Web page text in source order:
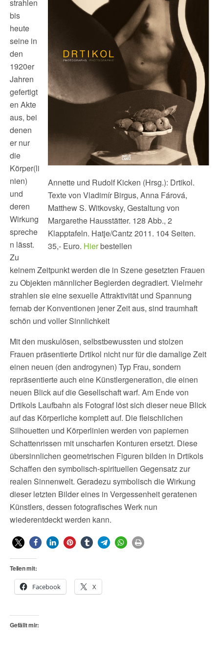
Annette und Rudolf Kicken (Hrsg.): Drtikol.
Texte von Vladimír Birgus, Anna Fárová,
Matthew S. Witkovsky, Gestaltung von
Margarethe Hausstätter. 128 Abb., 2
Klapptafeln. Hatje/Cantz 2011. 104 Seiten.
35,- Euro. Hierbestellen
strahlen
bis
heute
seine in
den
1920er
Jahren
gefertigt
en Akte
aus, bei
denen
er nur
die
Körper(li
nien)
und
deren
Wirkung
spreche
n lässt.
Zu
keinem Zeitpunkt werden die in Szene gesetzten Frauen
zu Objekten männlicher Begierden degradiert. Vielmehr
strahlen sie eine sexuelle Attraktivität und Spannung
fernab der Konventionen jener Zeit aus, sind traumhaft
schön und voller Sinnlichkeit
Mit den muskulösen, selbstbewussten und stolzen
Frauen präsentierte Drtikol nicht nur für die damalige Zeit
einen neuen (den androgynen) Typ Frau, sondern
repräsentierte auch eine Künstlergeneration, die einen
neuen Blick auf die Gesellschaft warf. Am Ende von
Drtikols Laufbahn als Fotograf löst sich dieser neue Blick
auf das Körperliche komplett auf. Die fleischlichen
Silhouetten und Körperlinien werden von papiernen
Schattenrissen mit unscharfen Konturen ersetzt. Diese
übersinnlichen geometrischen Figuren bilden in Drtikols
Schaffen den symbolisch-spirituellen Gegensatz zur
realen Sinnenwelt. Geradezu symbolisch die Wirkung
dieser letzten Bilder eines in Vergessenheit geratenen
Künstlers, dessen fotografisches Werk nun
wiederentdeckt werden kann.
Teilen mit:
Facebook X
Gefällt mir: